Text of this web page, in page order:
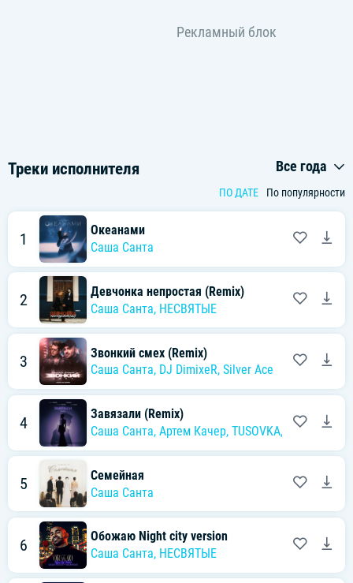
Треки исполнителя Все года
ПО ДАТЕ По популярности
1
Океанами
Саша Санта
2
Девчонка непростая (Remix)
Саша Санта, НЕСВЯТЫЕ
3
Звонкий смех (Remix)
Саша Санта, DJ DimixeR, Silver Ace
4
Завязали (Remix)
Саша Санта, Артем Качер, TUSOVKA, Nazz Muzik
5
Семейная
Саша Санта
6
Обожаю Night city version
Саша Санта, НЕСВЯТЫЕ